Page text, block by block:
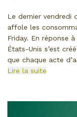
Le dernier vendredi
affole les
Friday. En réponse
États-Unis s’est
que chaque acte
Lire la suite